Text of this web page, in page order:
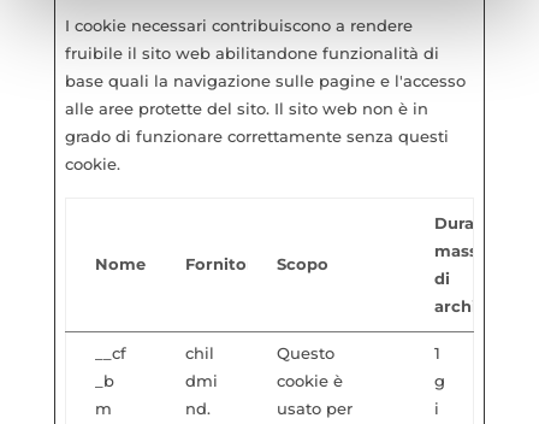
che desideri attivare.
I cookie necessari contribuiscono a rendere
fruibile il sito web abilitandone funzionalità di
base quali la navigazione sulle pagine e l'accesso
alle aree protette del sito. Il sito web non è in
grado di funzionare correttamente senza questi
cookie.
Nome Fornitore Scopo
Durata
massima
di
__cf
_b
m
chil
dmi
nd.
Questo
cookie è
usato per
1
g
i